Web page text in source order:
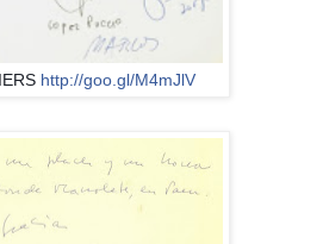
http://goo.gl/M4mJlV